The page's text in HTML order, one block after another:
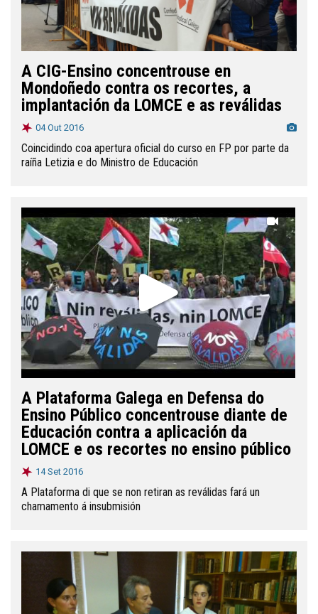
A CIG-Ensino concentrouse en
Mondoñedo contra os recortes, a
implantación da LOMCE e as reválidas
04 Out 2016
Coincidindo coa apertura oficial do curso en FP por parte da
raíña Letizia e do Ministro de Educación
A Plataforma Galega en Defensa do
Ensino Público concentrouse diante de
Educación contra a aplicación da
LOMCE e os recortes no ensino público
14 Set 2016
A Plataforma di que se non retiran as reválidas fará un
chamamento á insubmisión